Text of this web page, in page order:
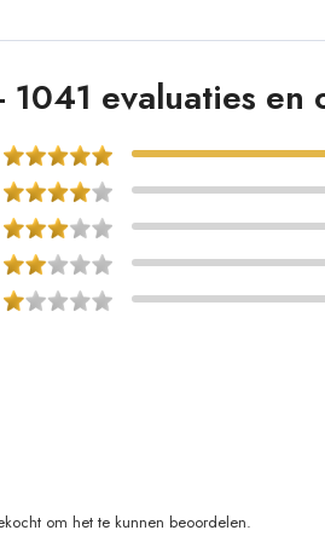
evaluaties en
om het te kunnen beoordelen.